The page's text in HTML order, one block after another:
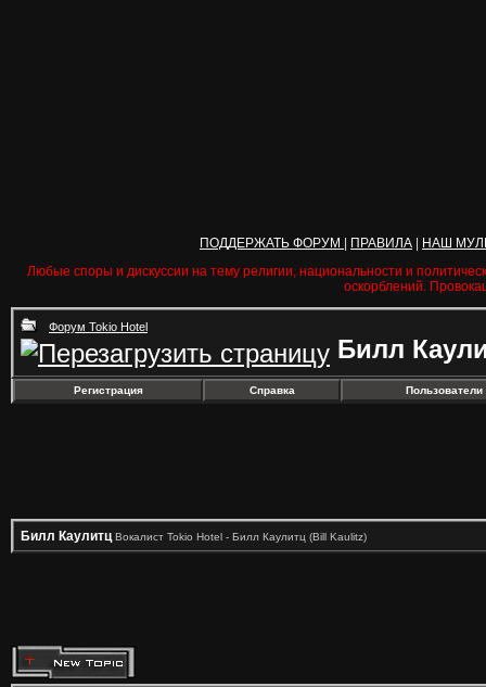
ПОДДЕРЖАТЬ ФОРУМ ПРАВИЛА
НАШ
Любые споры и дискуссии на тему религии, национальности и
оскорблений.
Форум Tokio Hotel
Билл
Регистрация Справка Пользователи
Билл Каулитц Вокалист Tokio Hotel - Билл Каулитц (Bill Kaulitz)